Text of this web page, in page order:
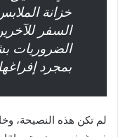
خزانة
السفر
الضروريات
بمجرد
لم تكن هذه النصيحة،